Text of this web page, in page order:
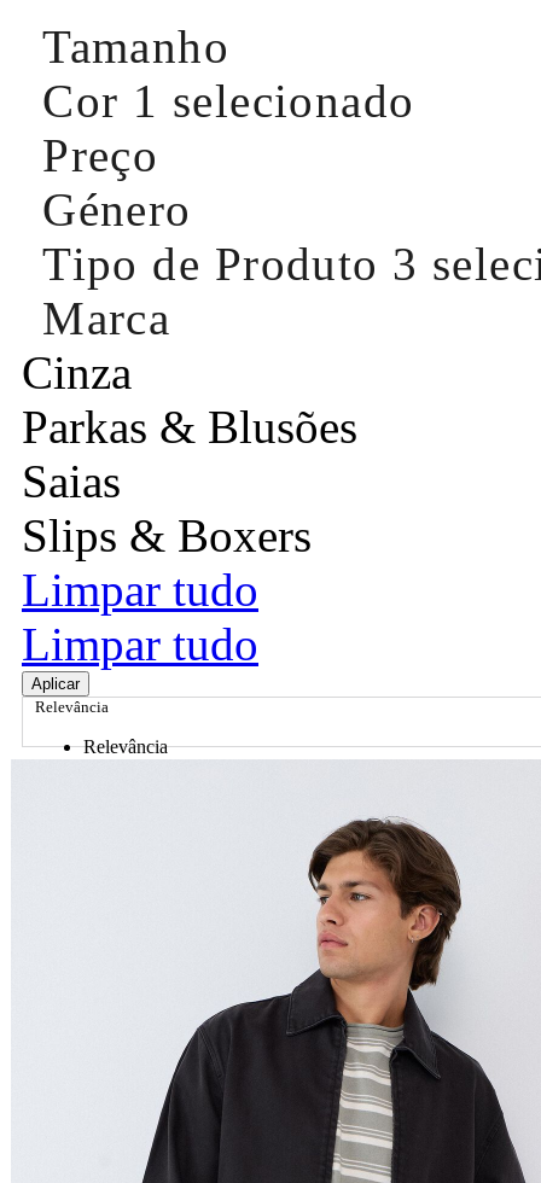
Tamanho
Cor 1 selecionado
Preço
Género
Tipo de Produto 3
Marca
Cinza
Parkas & Blusões
Saias
Slips & Boxers
Limpar tudo
Limpar tudo
Aplicar
Relevância
Relevância
Nome do Produto A - Z
Nome do Produto Z - A